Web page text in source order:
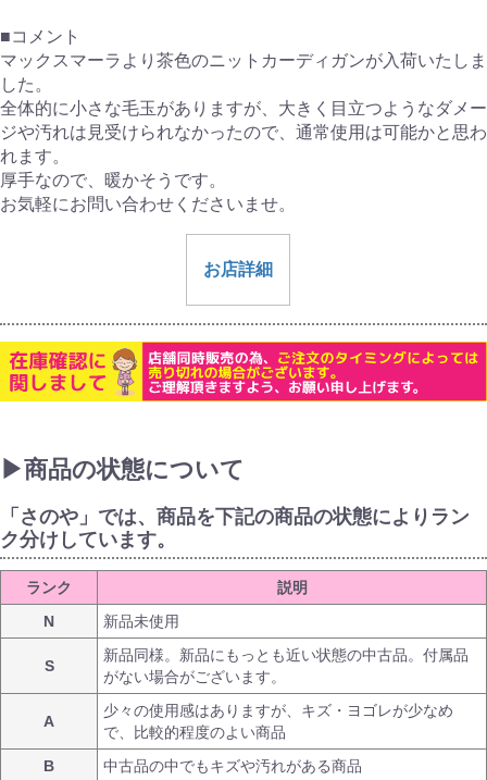
■コメント
マックスマーラより茶色のニットカーディガンが入荷いたしま
した。
全体的に小さな毛玉がありますが、大きく目立つようなダメー
ジや汚れは見受けられなかったので、通常使用は可能かと思わ
れます。
厚手なので、暖かそうです。
お気軽にお問い合わせくださいませ。
お店詳細
▶商品の状態について
「さのや」では、商品を下記の商品の状態によりラン
ク分けしています。
ランク
説明
N
新品未使用
S
新品同様。新品にもっとも近い状態の中古品。付属品
がない場合がございます。
A
少々の使用感はありますが、キズ・ヨゴレが少なめ
で、比較的程度のよい商品
B
中古品の中でもキズや汚れがある商品